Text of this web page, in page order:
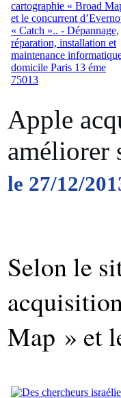
Apple
améliorer
le 27/12/
Selon le
Map » et